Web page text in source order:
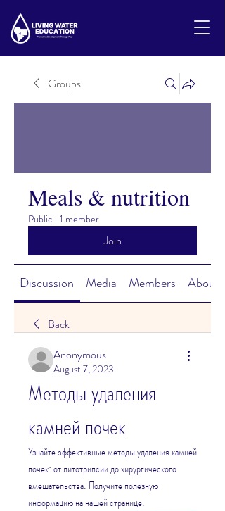
Groups
Meals & nutrition
Public · 1 member
Join
Discussion Media Members About
Back
Anonymous
August 7, 2023
Методы удаления
камней почек
Узнайте эффективные методы удаления камней
почек: от литотрипсии до хирургического
вмешательства. Получите полезную
информацию на нашей странице.